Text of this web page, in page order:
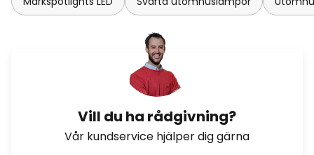
Vill du ha rådgivning?
Vår kundservice hjälper dig gärna